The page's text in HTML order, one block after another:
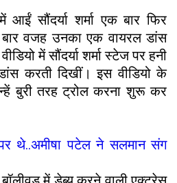
आईं सौंदर्या शर्मा एक बार फिर
वजह उनका एक वायरल डांस
में सौंदर्या शर्मा स्टेज पर हनी
करती दिखीं। इस वीडियो के
बुरी तरह ट्रोल करना शुरू कर
थे..अमीषा पटेल ने सलमान संग